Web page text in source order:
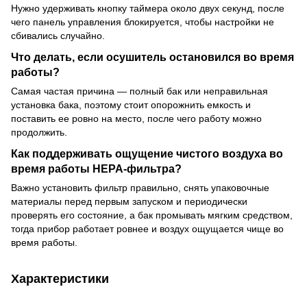
Нужно удерживать кнопку таймера около двух секунд, после
чего панель управления блокируется, чтобы настройки не
сбивались случайно.
Что делать, если осушитель остановился во время
работы?
Самая частая причина — полный бак или неправильная
установка бака, поэтому стоит опорожнить емкость и
поставить ее ровно на место, после чего работу можно
продолжить.
Как поддерживать ощущение чистого воздуха во
время работы HEPA-фильтра?
Важно установить фильтр правильно, снять упаковочные
материалы перед первым запуском и периодически
проверять его состояние, а бак промывать мягким средством,
тогда прибор работает ровнее и воздух ощущается чище во
время работы.
Характеристики